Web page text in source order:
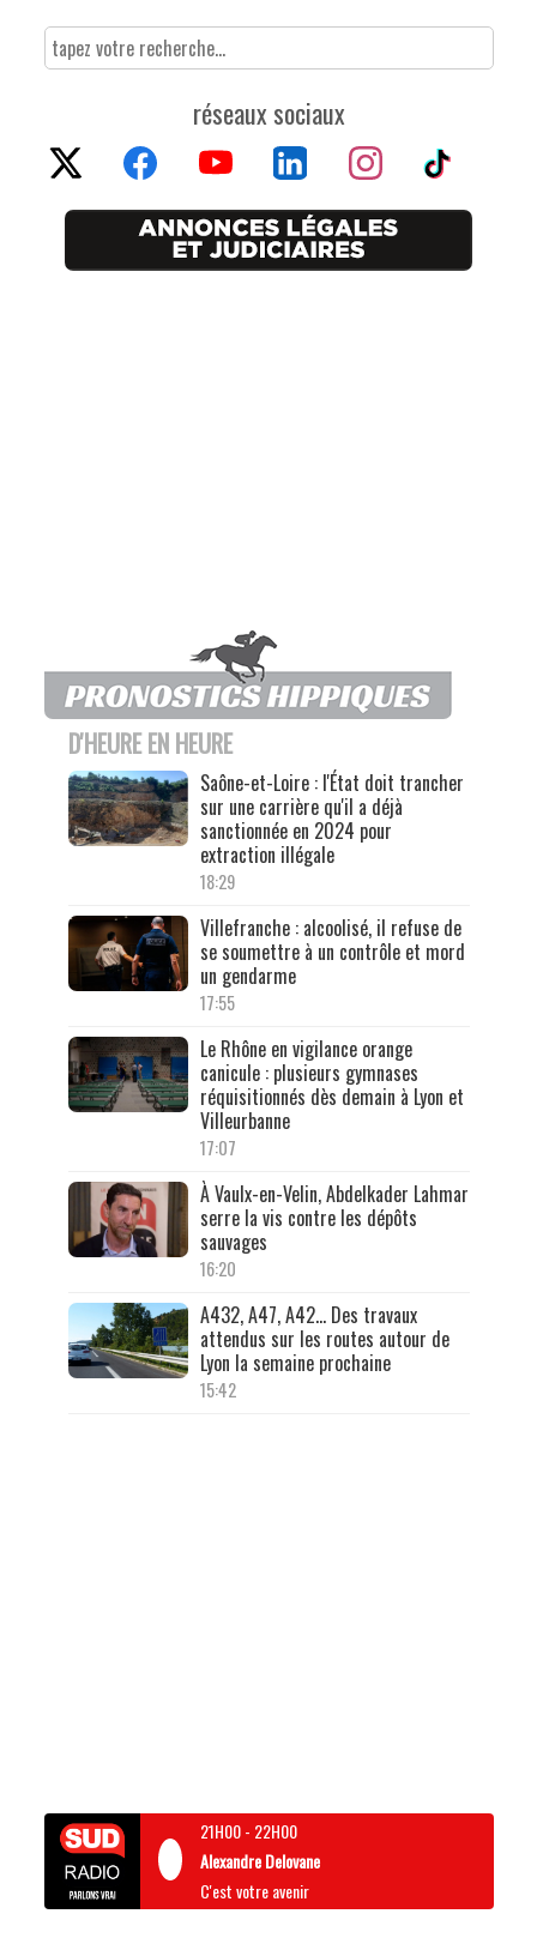
réseaux sociaux
D'HEURE EN HEURE
Saône-et-Loire : l'État doit trancher
sur une carrière qu'il a déjà
sanctionnée en 2024 pour
extraction illégale
18:29
Villefranche : alcoolisé, il refuse de
se soumettre à un contrôle et mord
un gendarme
17:55
Le Rhône en vigilance orange
canicule : plusieurs gymnases
réquisitionnés dès demain à Lyon et
Villeurbanne
17:07
À Vaulx-en-Velin, Abdelkader Lahmar
serre la vis contre les dépôts
sauvages
16:20
A432, A47, A42… Des travaux
attendus sur les routes autour de
Lyon la semaine prochaine
15:42
21H00- 22H00
Alexandre Delovane
C'est votre avenir